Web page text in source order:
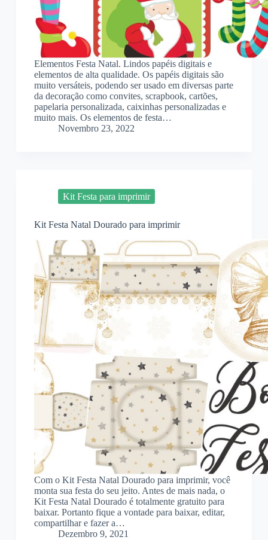
Elementos Festa Natal. Lindos papéis digitais e
elementos de alta qualidade. Os papéis digitais são
muito versáteis, podendo ser usado em diversas parte
da decoração como convites, scrapbook, cartões,
papelaria personalizada, caixinhas personalizadas e
muito mais. Os elementos de festa…
Novembro 23, 2022
Kit Festa para imprimir
Kit Festa Natal Dourado para imprimir
Com o Kit Festa Natal Dourado para imprimir, você
monta sua festa do seu jeito. Antes de mais nada, o
Kit Festa Natal Dourado é totalmente gratuito para
baixar. Portanto fique a vontade para baixar, editar,
compartilhar e fazer a…
Dezembro 9, 2021